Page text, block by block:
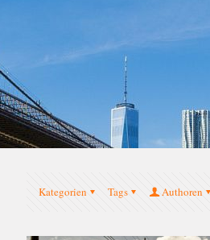
Kategorien Tags Authoren